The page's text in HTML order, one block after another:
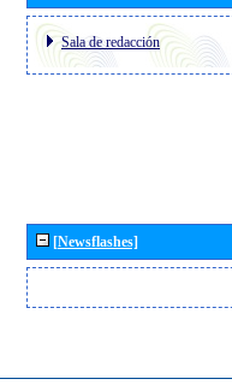
Sala de redacción
[Newsflashes]